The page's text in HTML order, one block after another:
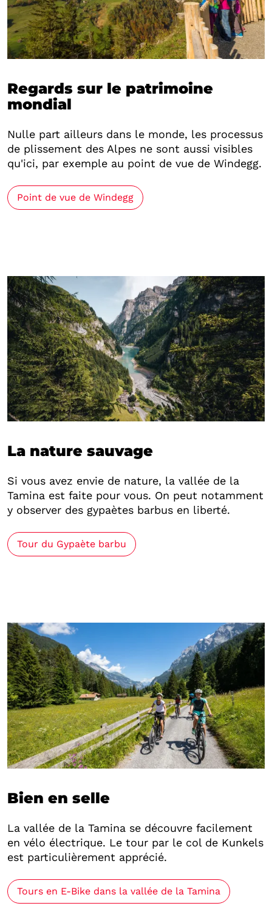
Regards sur le patrimoine
mondial
Nulle part ailleurs dans le monde, les processus
de plissement des Alpes ne sont aussi visibles
qu'ici, par exemple au point de vue de Windegg.
Point de vue de Windegg
La nature sauvage
Si vous avez envie de nature, la vallée de la
Tamina est faite pour vous. On peut notamment
y observer des gypaètes barbus en liberté.
Tour du Gypaète barbu
Bien en selle
La vallée de la Tamina se découvre facilement
en vélo électrique. Le tour par le col de Kunkels
est particulièrement apprécié.
Tours en E-Bike dans la vallée de la Tamina